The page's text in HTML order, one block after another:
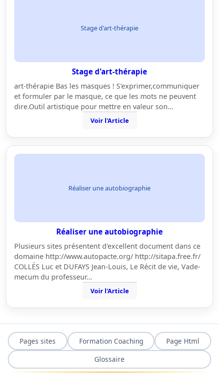
Stage d'art-thérapie
Stage d'art-thérapie
art-thérapie Bas les masques ! S'exprimer,communiquer
et formuler par le masque, ce que les mots ne peuvent
dire.Outil artistique pour mettre en valeur son…
Voir l'Article
Réaliser une autobiographie
Réaliser une autobiographie
Plusieurs sites présentent d'excellent document dans ce
domaine http://www.autopacte.org/ http://sitapa.free.fr/
COLLÉS Luc et DUFAYS Jean-Louis, Le Récit de vie, Vade-
mecum du professeur…
Voir l'Article
Pages sites Formation Coaching
Page Html
Glossaire